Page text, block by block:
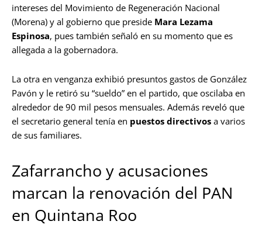
intereses del Movimiento de Regeneración Nacional
(Morena) y al gobierno que preside Mara Lezama
Espinosa, pues también señaló en su momento que es
allegada a la gobernadora.
La otra en venganza exhibió presuntos gastos de González
Pavón y le retiró su “sueldo” en el partido, que oscilaba en
alrededor de 90 mil pesos mensuales. Además reveló que
el secretario general tenía en puestos directivos a varios
de sus familiares.
Zafarrancho y acusaciones
marcan la renovación del PAN
en Quintana Roo